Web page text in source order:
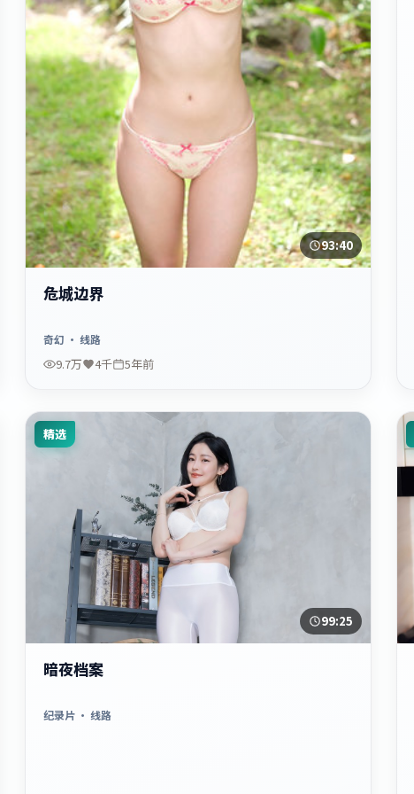
93:40
危城边界
奇幻 · 线路
9.7万 4千 5年前
精选
99:25
暗夜档案
纪录片· 线路